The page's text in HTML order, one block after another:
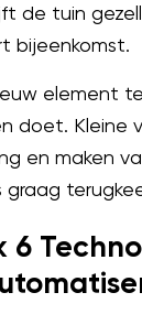
de tuin
bijeenkomst.
element
doet. Kleine
en maken
6